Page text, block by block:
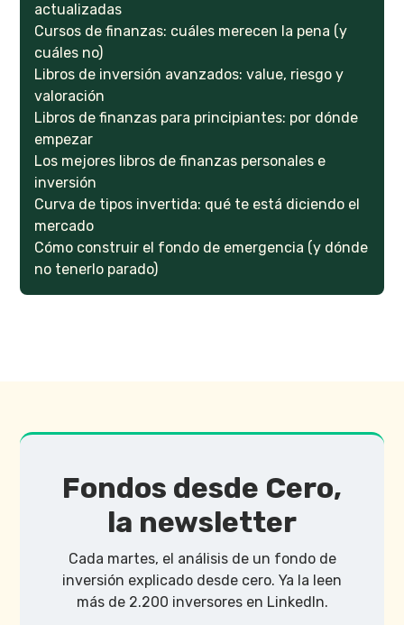
actualizadas
Cursos de finanzas: cuáles merecen la pena (y
cuáles no)
Libros de inversión avanzados: value, riesgo y
valoración
Libros de finanzas para principiantes: por dónde
empezar
Los mejores libros de finanzas personales e
inversión
Curva de tipos invertida: qué te está diciendo el
mercado
Cómo construir el fondo de emergencia (y dónde
no tenerlo parado)
Fondos desde Cero,
la newsletter
Cada martes, el análisis de un fondo de
inversión explicado desde cero. Ya la leen
más de 2.200 inversores en LinkedIn.